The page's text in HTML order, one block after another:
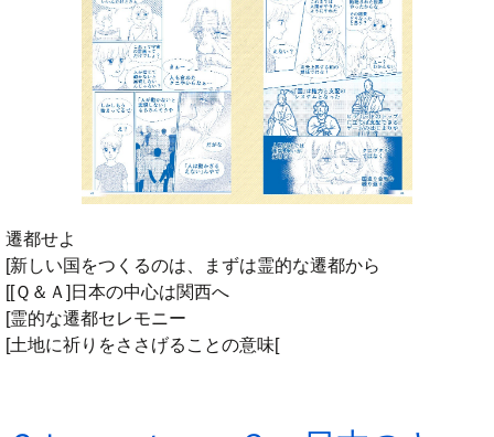
遷都せよ
[新しい国をつくるのは、まずは霊的な遷都から
[[Ｑ＆Ａ]日本の中心は関西へ
[霊的な遷都セレモニー
[土地に祈りをささげることの意味[